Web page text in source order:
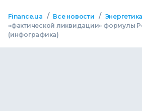
Finance.ua / Все новости / Энергетика
«фактической ликвидации» формулы
(инфографика)